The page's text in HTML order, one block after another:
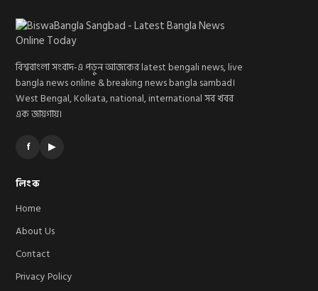
বিশ্ববাংলা সংবাদ-এ পড়ুন আজকের latest bengali news, live
bangla news online & breaking news bangla sambad।
West Bengal, Kolkata, national, international সব খবর
এক জায়গায়।
f ▶
লিংক
Home
About Us
Contact
Privacy Policy